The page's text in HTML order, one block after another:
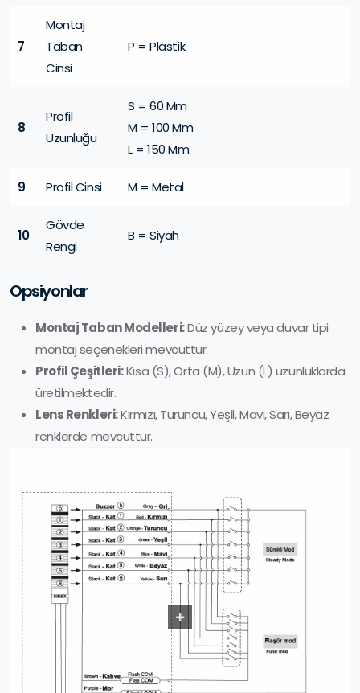
7
Montaj
Taban
Cinsi
P = Plastik
8
Profil
Uzunluğu
S = 60 Mm
M = 100 Mm
L = 150 Mm
9 Profil Cinsi M = Metal
10
Gövde
Rengi
B = Siyah
Opsiyonlar
Montaj Taban Modelleri:Düz yüzey veya duvar tipi
montaj seçenekleri mevcuttur.
Profil Çeşitleri:Kısa (S), Orta (M), Uzun (L) uzunluklarda
üretilmektedir.
Lens Renkleri:Kırmızı, Turuncu, Yeşil, Mavi, Sarı, Beyaz
renklerde mevcuttur.